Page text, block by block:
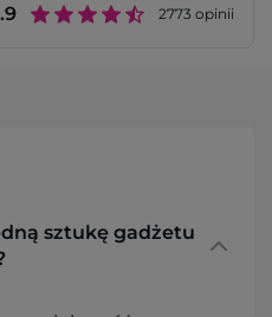
2773 opinii
sztukę gadżetu